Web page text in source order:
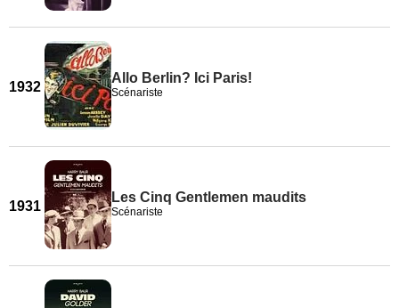
1932
Allo Berlin? Ici Paris!
Scénariste
1931
Les Cinq Gentlemen maudits
Scénariste